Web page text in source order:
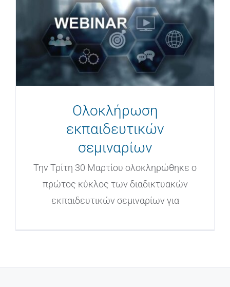
Ολοκλήρωση
εκπαιδευτικών
σεμιναρίων
Την Τρίτη 30 Μαρτίου ολοκληρώθηκε ο
πρώτος κύκλος των διαδικτυακών
εκπαιδευτικών σεμιναρίων για